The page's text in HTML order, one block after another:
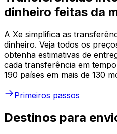
dinheiro feitas da
A Xe simplifica as
dinheiro. Veja todos os
obtenha estimativas de
cada transferência em
190 países em mais de 130
Primeiros passos
Destinos para